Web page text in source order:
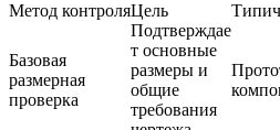
Метод контроляЦель
Базовая
размерная
проверка
Подтверждае
т основные
размеры и
общие
требования